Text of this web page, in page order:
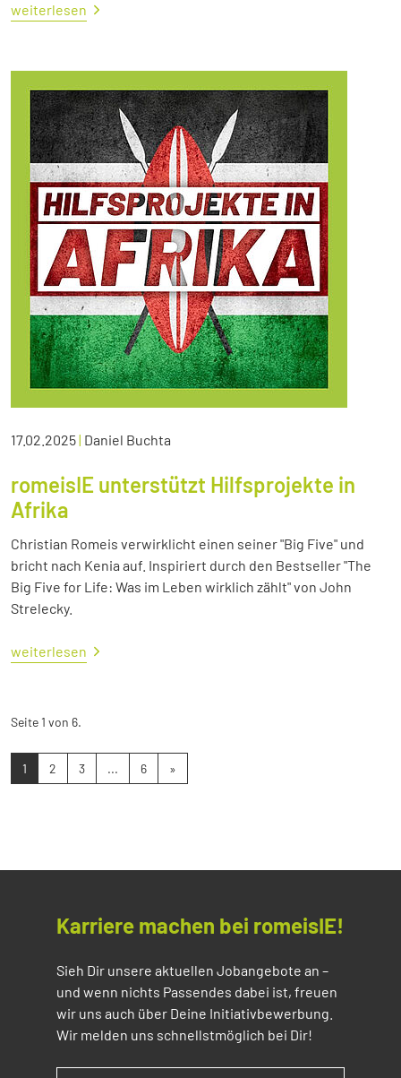
weiterlesen
17.02.2025| Daniel Buchta
romeisIE unterstützt Hilfsprojekte in
Afrika
Christian Romeis verwirklicht einen seiner "Big Five" und
bricht nach Kenia auf. Inspiriert durch den Bestseller "The
Big Five for Life: Was im Leben wirklich zählt" von John
Strelecky.
weiterlesen
Seite 1 von 6.
1 2 3 ... 6 »
Karriere machen bei romeisIE!
Sieh Dir unsere aktuellen Jobangebote an –
und wenn nichts Passendes dabei ist, freuen
wir uns auch über Deine Initiativbewerbung.
Wir melden uns schnellstmöglich bei Dir!